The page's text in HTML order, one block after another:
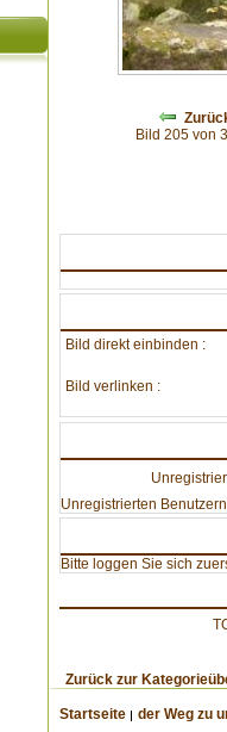
Bild 205 von
Bild direkt einbinden :
Bild verlinken :
Unregistrierten
Bitte loggen Sie sich
Zurück zur
Startseite der Weg zu